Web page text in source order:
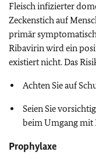
Fleisch infizierter
Zeckenstich auf
primär
Ribavirin wird ein
existiert nicht. Das
Achten Sie auf
Seien Sie
beim Umgang mit
Prophylaxe